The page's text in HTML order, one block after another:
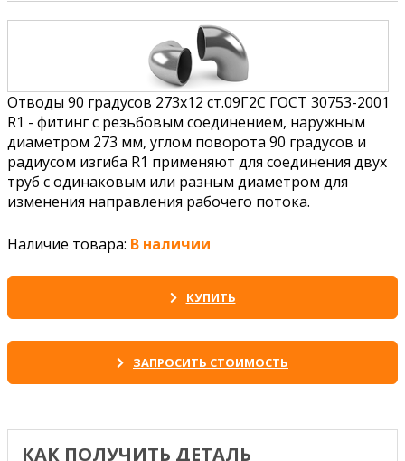
Отводы 90 градусов 273х12 ст.09Г2С ГОСТ 30753-2001
R1 - фитинг с резьбовым соединением, наружным
диаметром 273 мм, углом поворота 90 градусов и
радиусом изгиба R1 применяют для соединения двух
труб с одинаковым или разным диаметром для
изменения направления рабочего потока.
Наличие товара: В наличии
КУПИТЬ
ЗАПРОСИТЬ СТОИМОСТЬ
КАК ПОЛУЧИТЬ ДЕТАЛЬ